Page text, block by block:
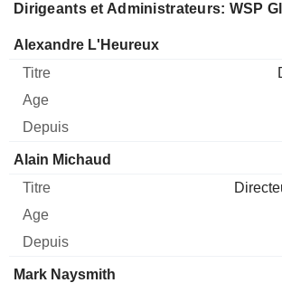
Dirigeants et Administrateurs: WSP
Dirigeant Titre Age Depuis
Alexandre L'Heureux
Alain Michaud
Mark Naysmith